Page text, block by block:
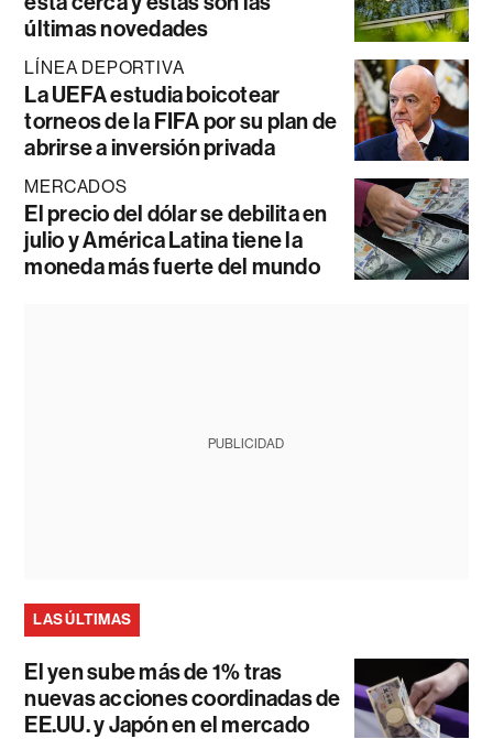
últimas novedades
LÍNEA DEPORTIVA
La UEFA estudia boicotear
torneos de la FIFA por su plan de
abrirse a inversión privada
MERCADOS
El precio del dólar se debilita en
julio y América Latina tiene la
moneda más fuerte del mundo
PUBLICIDAD
LAS ÚLTIMAS
El yen sube más de 1% tras
nuevas acciones coordinadas de
EE.UU. y Japón en el mercado